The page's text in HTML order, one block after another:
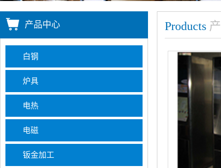
产品中心
白钢
炉具
电热
电磁
钣金加工
Products